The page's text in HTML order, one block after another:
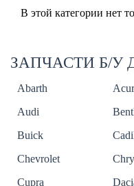
В этой категории нет
ЗАПЧАСТИ Б/У
Abarth
Audi
Buick
Chevrolet
Cupra